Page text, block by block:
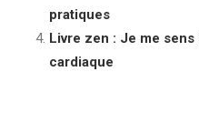
pratiques
Livre zen : Je me
cardiaque